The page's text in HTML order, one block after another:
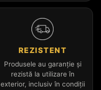
REZISTENT
Produsele au garanție și
rezistă la utilizare în
exterior, inclusiv în condiții